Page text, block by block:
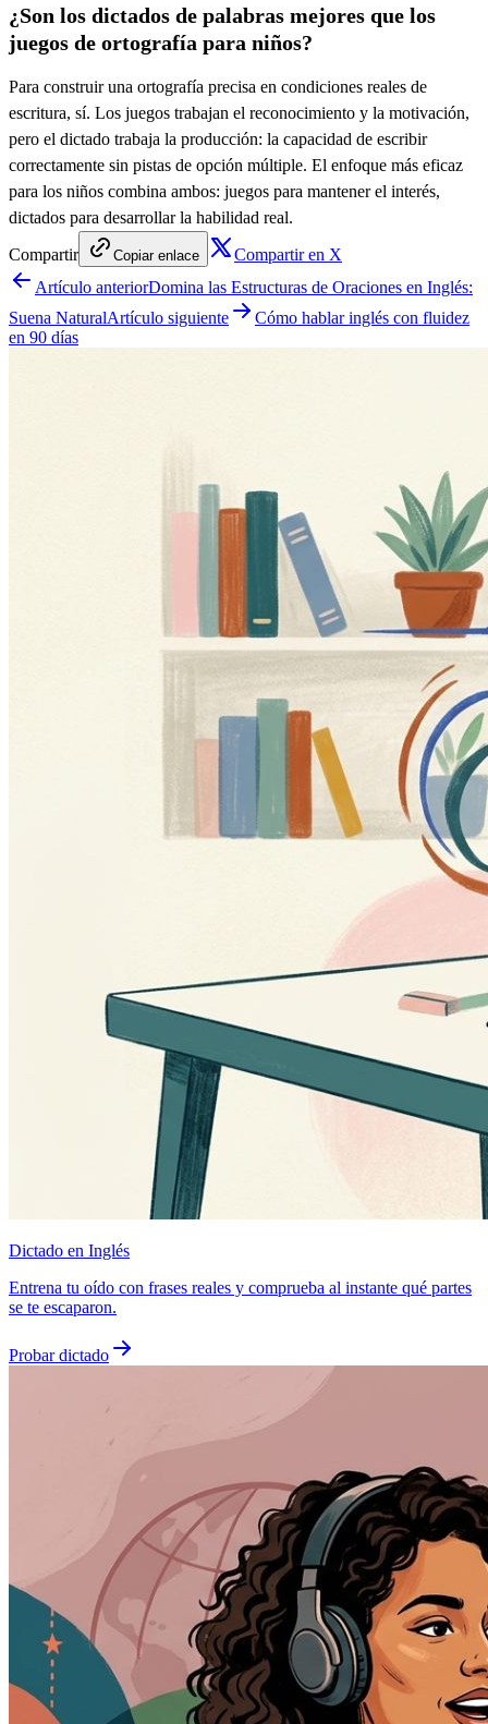
¿Son los dictados de palabras mejores que los
juegos de ortografía para niños?
Para construir una ortografía precisa en condiciones reales de
escritura, sí. Los juegos trabajan el reconocimiento y la motivación,
pero el dictado trabaja la producción: la capacidad de escribir
correctamente sin pistas de opción múltiple. El enfoque más eficaz
para los niños combina ambos: juegos para mantener el interés,
dictados para desarrollar la habilidad real.
Compartir
Copiar enlace
Compartir en X
Artículo anteriorDomina las Estructuras de Oraciones en Inglés:
Suena NaturalArtículo siguiente
Cómo hablar inglés con fluidez
en 90 días
Dictado en Inglés
Entrena tu oído con frases reales y comprueba al instante qué partes
se te escaparon.
Probar dictado